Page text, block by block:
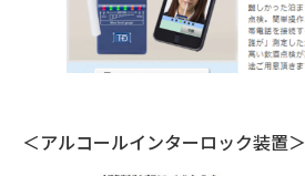
＜アルコールインターロック装置＞